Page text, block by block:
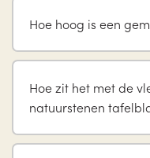
Hoe hoog is een
Hoe zit het met de
natuurstenen